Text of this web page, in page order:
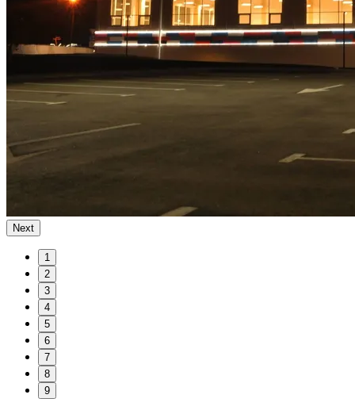
Next
1
2
3
4
5
6
7
8
9